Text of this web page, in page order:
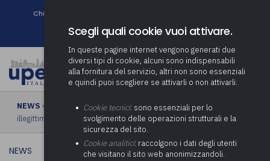
Chi siamo
Newsletter
NEWS › Responsabilità erariale per il Sindaco in caso di revoca
illegittima di una posizione organizzativa
NEWS
Scegli quali cookie vuoi attivare.
In queste pagine internet vengono generati due
diversi tipi di cookie, alcuni sono indispensabili
alla fornitura del servizio, altri non sono essenziali
e quindi puoi scegliere se attivarli o non attivarli.
Cookie tecnici: sono essenziali per lo
svolgimento delle operazioni strutturali e la
sicurezza del sito.
Cookie analitici: raccolgono i dati degli utenti
che visitano il sito web anonimizzandoli.